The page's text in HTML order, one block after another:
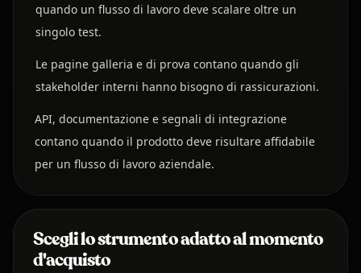
quando un flusso di lavoro deve scalare oltre un
singolo test.
Le pagine galleria e di prova contano quando gli
stakeholder interni hanno bisogno di rassicurazioni.
API, documentazione e segnali di integrazione
contano quando il prodotto deve risultare affidabile
per un flusso di lavoro aziendale.
Scegli lo strumento adatto al momento
d'acquisto